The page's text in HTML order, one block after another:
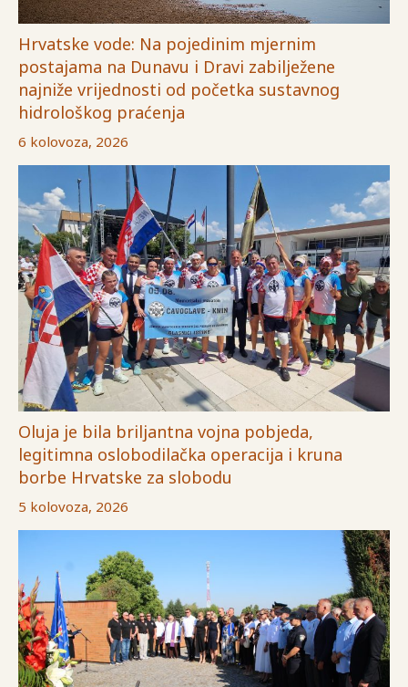
Hrvatske vode: Na pojedinim mjernim
postajama na Dunavu i Dravi zabilježene
najniže vrijednosti od početka sustavnog
hidrološkog praćenja
6 kolovoza, 2026
Oluja je bila briljantna vojna pobjeda,
legitimna oslobodilačka operacija i kruna
borbe Hrvatske za slobodu
5 kolovoza, 2026